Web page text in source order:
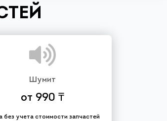
Шумит
от 990 ₸
без учета стоимости запчастей